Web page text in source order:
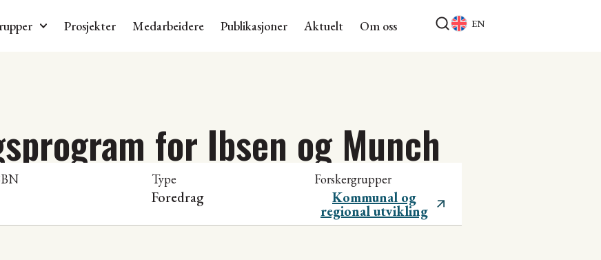
Prosjekter Medarbeidere Publikasjoner Aktuelt Om oss EN
for Ibsen og Munch
Type
Foredrag
Forskergrupper
Kommunal og
regional utvikling